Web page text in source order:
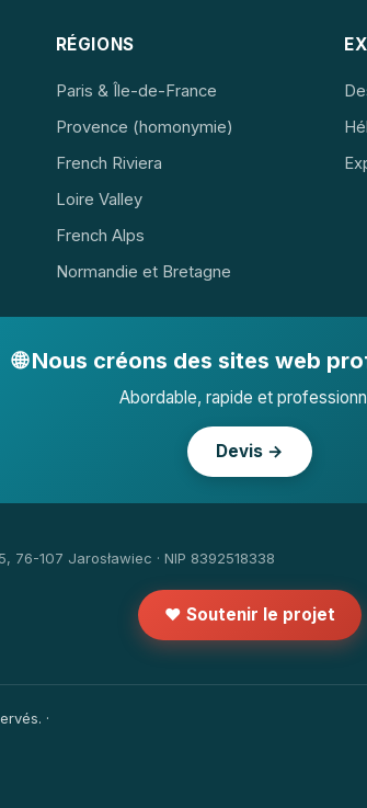
RÉGIONS
Paris & Île-de-France
Provence (homonymie)
French Riviera
Loire Valley
French Alps
Normandie et Bretagne
🌐 Nous créons des sites web
Abordable, rapide et
Devis →
76-107 Jarosławiec · NIP 8392518338
❤️ Soutenir le projet
·